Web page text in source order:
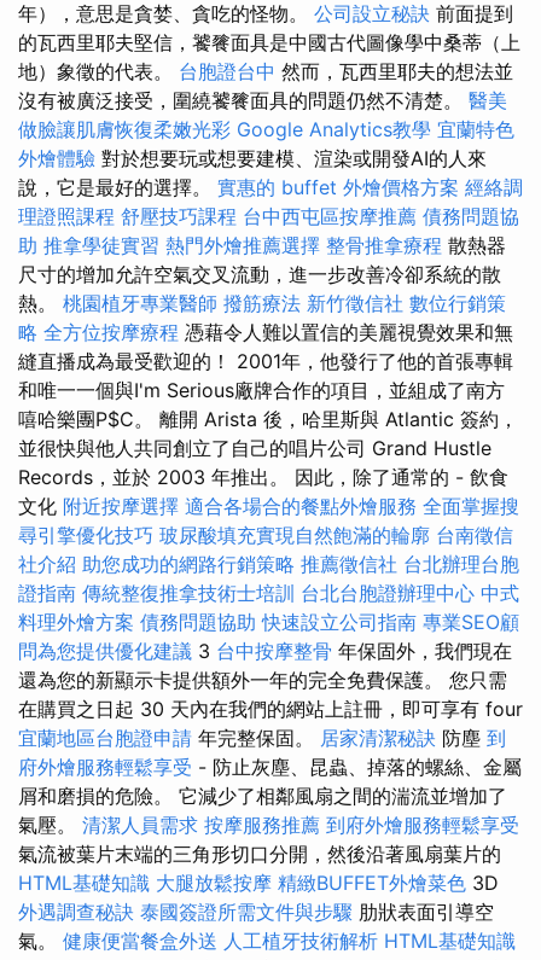
年），意思是貪婪、貪吃的怪物。 公司設立秘訣 前面提到
的瓦西里耶夫堅信，饕餮面具是中國古代圖像學中桑蒂（上
地）象徵的代表。 台胞證台中 然而，瓦西里耶夫的想法並
沒有被廣泛接受，圍繞饕餮面具的問題仍然不清楚。 醫美
做臉讓肌膚恢復柔嫩光彩 Google Analytics教學 宜蘭特色
外燴體驗 對於想要玩或想要建模、渲染或開發AI的人來
說，它是最好的選擇。 實惠的 buffet 外燴價格方案 經絡調
理證照課程 舒壓技巧課程 台中西屯區按摩推薦 債務問題協
助 推拿學徒實習 熱門外燴推薦選擇 整骨推拿療程 散熱器
尺寸的增加允許空氣交叉流動，進一步改善冷卻系統的散
熱。 桃園植牙專業醫師 撥筋療法 新竹徵信社 數位行銷策
略 全方位按摩療程 憑藉令人難以置信的美麗視覺效果和無
縫直播成為最受歡迎的！ 2001年，他發行了他的首張專輯
和唯一一個與I'm Serious廠牌合作的項目，並組成了南方
嘻哈樂團P$C。 離開 Arista 後，哈里斯與 Atlantic 簽約，
並很快與他人共同創立了自己的唱片公司 Grand Hustle
Records，並於 2003 年推出。 因此，除了通常的 - 飲食
文化 附近按摩選擇 適合各場合的餐點外燴服務 全面掌握搜
尋引擎優化技巧 玻尿酸填充實現自然飽滿的輪廓 台南徵信
社介紹 助您成功的網路行銷策略 推薦徵信社 台北辦理台胞
證指南 傳統整復推拿技術士培訓 台北台胞證辦理中心 中式
料理外燴方案 債務問題協助 快速設立公司指南 專業SEO顧
問為您提供優化建議 3 台中按摩整骨 年保固外，我們現在
還為您的新顯示卡提供額外一年的完全免費保護。 您只需
在購買之日起 30 天內在我們的網站上註冊，即可享有 four
宜蘭地區台胞證申請 年完整保固。 居家清潔秘訣 防塵 到
府外燴服務輕鬆享受 - 防止灰塵、昆蟲、掉落的螺絲、金屬
屑和磨損的危險。 它減少了相鄰風扇之間的湍流並增加了
氣壓。 清潔人員需求 按摩服務推薦 到府外燴服務輕鬆享受
氣流被葉片末端的三角形切口分開，然後沿著風扇葉片的
HTML基礎知識 大腿放鬆按摩 精緻BUFFET外燴菜色 3D
外遇調查秘訣 泰國簽證所需文件與步驟 肋狀表面引導空
氣。 健康便當餐盒外送 人工植牙技術解析 HTML基礎知識